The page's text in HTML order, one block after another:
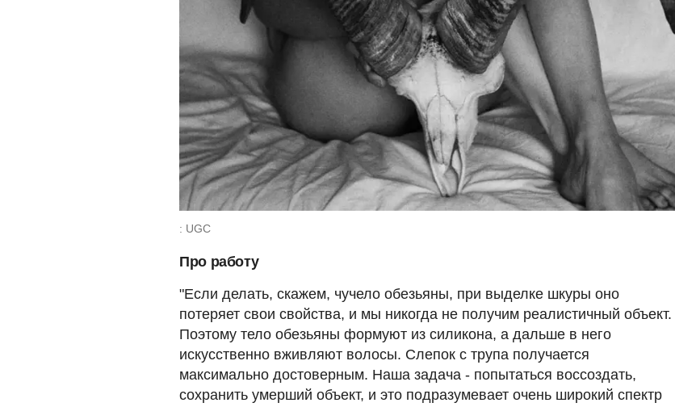
: UGC
Про работу
"Если делать, скажем, чучело обезьяны, при выделке шкуры оно
потеряет свои свойства, и мы никогда не получим реалистичный объект.
Поэтому тело обезьяны формуют из силикона, а дальше в него
искусственно вживляют волосы. Слепок с трупа получается
максимально достоверным. Наша задача - попытаться воссоздать,
сохранить умерший объект, и это подразумевает очень широкий спектр